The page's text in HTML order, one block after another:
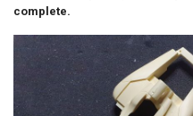
complete.